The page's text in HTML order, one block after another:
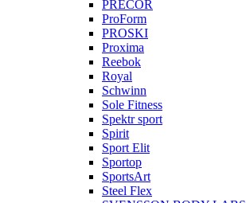
PRECOR
ProForm
PROSKI
Proxima
Reebok
Royal
Schwinn
Sole Fitness
Spektr sport
Spirit
Sport Elit
Sportop
SportsArt
Steel Flex